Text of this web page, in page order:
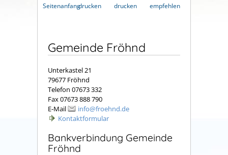
Seitenanfangdrucken
drucken
empfehlen
Gemeinde Fröhnd
Unterkastel 21
79677 Fröhnd
Telefon 07673 332
Fax 07673 888 790
E-Mail
info@froehnd.de
Kontaktformular
Bankverbindung Gemeinde
Fröhnd